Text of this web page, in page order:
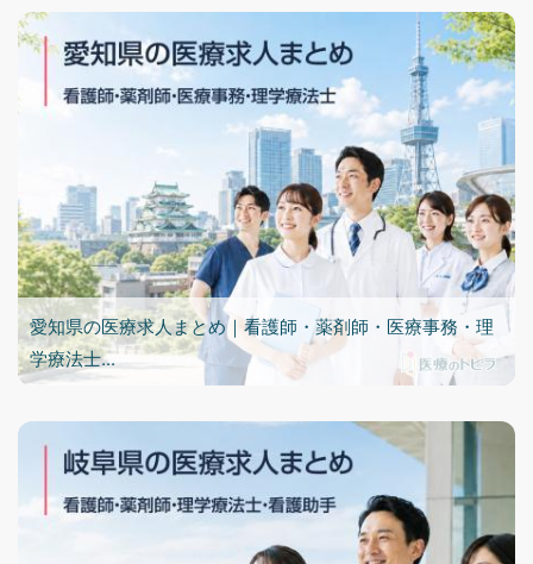
愛知県の医療求人まとめ｜看護師・薬剤師・医療事務・理
学療法士...